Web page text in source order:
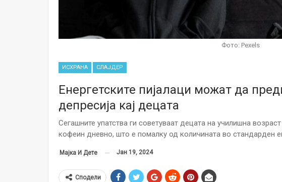
Фото: Pexels
ИСХРАНА СЛАЈДЕР
Енергетските пијалаци можат да
депресија кај децата
Сегашните упатства ги советуваат децата на училишна
кофеин дневно, што е помалку од количината во стандарден
Мајка И Дете Јан 19, 2024
Сподели